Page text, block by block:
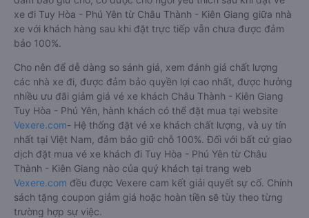
xe đi Tuy Hòa - Phú Yên từ Châu Thành - Kiên Giang giữa nhà
xe với khách hàng sau khi đặt trực tiếp vẫn chưa được đảm
bảo 100%.
Cho nên để dễ dàng so sánh giá, xem đánh giá chất lượng
các nhà xe đi, được đảm bảo quyền lợi cao nhất, được hưởng
nhiều ưu đãi giảm giá vé xe khách Châu Thành - Kiên Giang
Tuy Hòa - Phú Yên, hành khách có thể đặt mua tại website
Vexere.com- Hệ thống đặt vé xe khách chất lượng, và uy tín
nhất tại Việt Nam, đảm bảo giữ chỗ 100%. Đối với bất cứ giao
dịch đặt mua vé xe khách đi Tuy Hòa - Phú Yên từ Châu
Thành - Kiên Giang nào của quý khách tại trang web
Vexere.com đều được Vexere cam kết giải quyết sự cố. Chính
sách tặng coupon giảm giá hoặc hoàn tiền sẽ tùy theo từng
trường hợp sự việc.